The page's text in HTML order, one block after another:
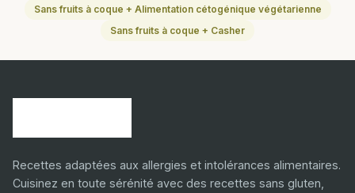
Sans fruits à coque + Alimentation cétogénique végétarienne
Sans fruits à coque + Casher
Recettes adaptées aux allergies et intolérances alimentaires.
Cuisinez en toute sérénité avec des recettes sans gluten,